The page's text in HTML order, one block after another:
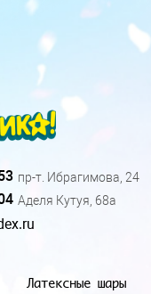
Латексные шары
пр-т. Ибрагимова, 24
Аделя Кутуя, 68а